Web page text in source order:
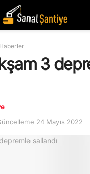
Haberler
3
24 Mayıs 2022